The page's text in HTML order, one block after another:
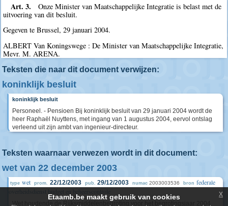
Art. 3.
Onze Minister van Maatschappelijke Integratie is belast met de
uitvoering van dit besluit.
Gegeven te Brussel, 29 januari 2004.
ALBERT Van Koningswege : De Minister van Maatschappelijke Integratie,
Mevr. M. ARENA.
Teksten die naar dit document verwijzen:
koninklijk besluit
koninklijk besluit
Personeel. - Pensioen Bij koninklijk besluit van 29 januari 2004 wordt de
heer Raphaël Nuyttens, met ingang van 1 augustus 2004, eervol ontslag
verleend uit zijn ambt van ingenieur-directeur.
Teksten waarnaar verwezen wordt in dit document:
wet van 22 december 2003
type wet prom. 22/12/2003 pub. 29/12/2003 numac 2003003536 bron federale
Wet houdende de Rijksmiddelenbegroting voor het begrotingsjaar 2004
Etaamb.be maakt gebruik van cookies x